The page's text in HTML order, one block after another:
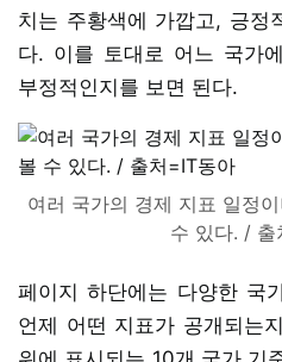
치는 주황색에 가깝고, 긍정
다. 이를 토대로 어느 국가
부정적인지를 보면 된다.
여러 국가의 경제 지표 일정
수 있다. / 출
페이지 하단에는 다양한 국
언제 어떤 지표가 공개되는